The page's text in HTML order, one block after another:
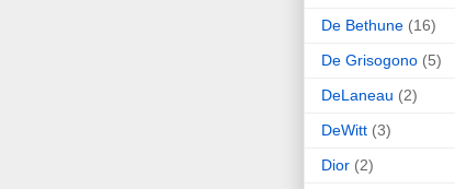
De Bethune (16)
De Grisogono (5)
DeLaneau (2)
DeWitt (3)
Dior (2)